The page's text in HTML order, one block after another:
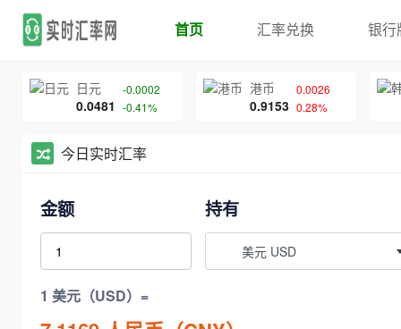
首页 汇率兑换 银行
日元
0.0481
-0.0002
-0.41%
港币
0.9153
0.0026
0.28%
今日实时汇率
金额 持有
美元 USD
1 美元（USD）=